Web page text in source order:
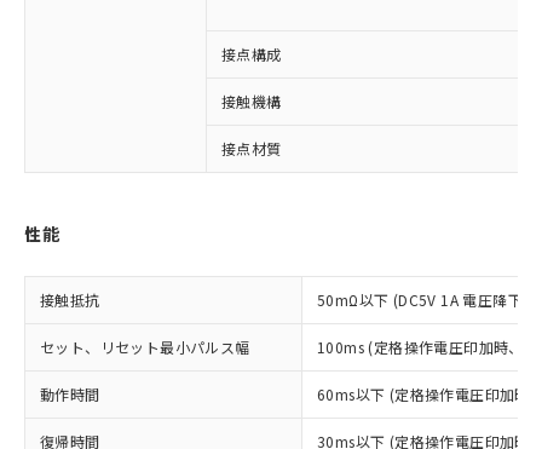
接点構成
接触機構
接点材質
性能
接触抵抗 50mΩ以下 (DC5V 1A 電圧降下法)
セット、リセット最小パルス幅 100ms (定格操作電圧印加時、
動作時間 60ms以下 (定格操作電圧印加時
復帰時間 30ms以下 (定格操作電圧印加時
ご利用条件
以下の条件をお読みいただき、同意のうえ
ご利用ください。
本サービスは、当社制御機器事業取扱
商品の当社在庫状況および標準価格
商品です。
対応予定なし：EU RoHS指令（10物質）の
非含有に非対応の商品で、対応品を出す予
調査・確認中：EU RoHS指令（10物質）の
非含有の対応状況を調査中または確認中の
商品です。